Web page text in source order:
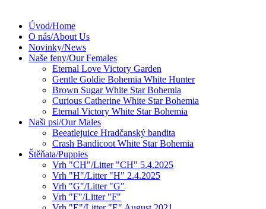
Úvod/Home
O nás/About Us
Novinky/News
Naše feny/Our Females
Eternal Love Victory Garden
Gentle Goldie Bohemia White Hunter
Brown Sugar White Star Bohemia
Curious Catherine White Star Bohemia
Eternal Victory White Star Bohemia
Naši psi/Our Males
Beeatlejuice Hradčanský bandita
Crash Bandicoot White Star Bohemia
Štěňata/Puppies
Vrh "CH"/Litter "CH" 5.4.2025
Vrh "H"/Litter "H" 2.4.2025
Vrh "G"/Litter "G"
Vrh "F"/Litter "F"